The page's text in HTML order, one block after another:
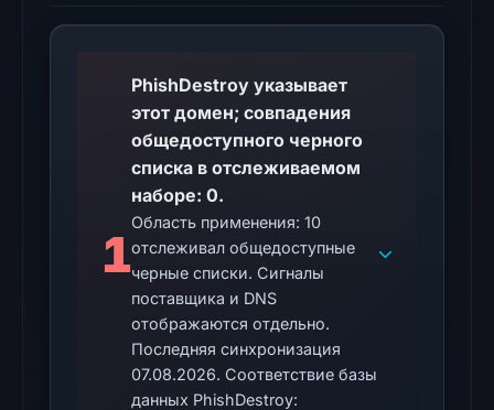
at
UTC.
The
same
snapshot
provides
additional
context.
The
external
blocklist
snapshot
contained
1
PhishDestroy указывает
этот домен; совпадения
общедоступного черного
списка в отслеживаемом
наборе: 0.
Область применения: 10
отслеживал общедоступные
черные списки. Сигналы
поставщика и DNS
отображаются отдельно.
Последняя синхронизация
07.08.2026. Соответствие базы
данных PhishDestroy: